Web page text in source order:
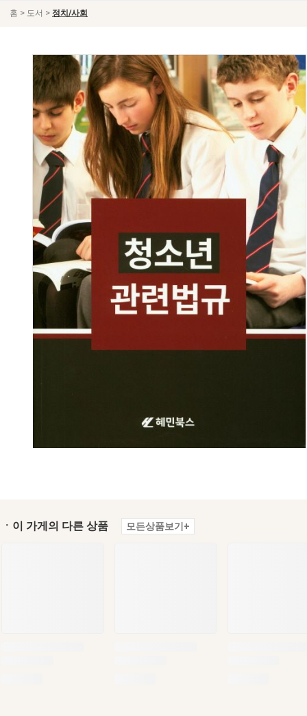
홈 > 도서 > 정치/사회
ㆍ이 가게의 다른 상품 모든상품보기+